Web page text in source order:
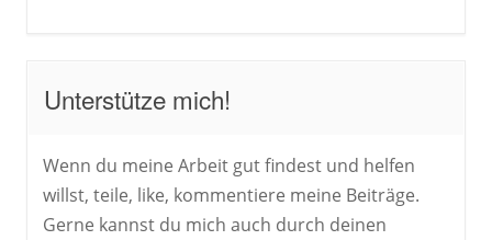
Unterstütze mich!
Wenn du meine Arbeit gut findest und helfen
willst, teile, like, kommentiere meine Beiträge.
Gerne kannst du mich auch durch deinen